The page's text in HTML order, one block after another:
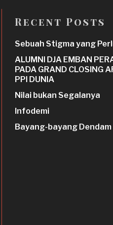
Recent Posts
Sebuah Stigma yang
ALUMNI DJA EMBAN
PADA GRAND CLOSING
PPI DUNIA
Nilai bukan Segalanya
Infodemi
Bayang-bayang Dendam